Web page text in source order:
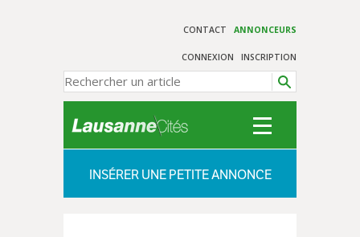
CONTACT ANNONCEURS
CONNEXION INSCRIPTION
INSÉRER UNE PETITE ANNONCE